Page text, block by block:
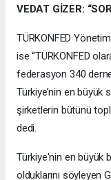
VEDAT GİZER:
TÜRKONFED
ise “TÜRKONFED
federasyon 340
Türkiye’nin en büyük
şirketlerin bütünü
dedi.
Türkiye'nin en büyük
olduklarını söyleyen